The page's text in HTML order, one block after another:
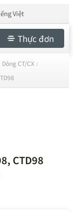
Việt
Thực đơn
Dòng CT/CX /
CTD98